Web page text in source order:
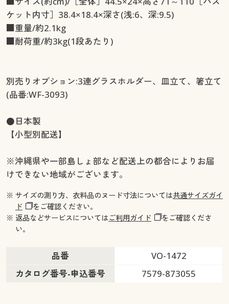
ケット内寸］38.4×18.4×深さ(浅:6、深:9.5)
■重量/約2.1kg
■耐荷重/約3kg(1段あたり)
別売りオプション:3連グラスホルダー、皿立て、箸立て
(品番:WF-3093)
●日本製
【小型別配送】
※沖縄県や一部島しょ部など配送上の都合によりお届
けできない地域がございます。
※ サイズの測り方、衣料品のヌード寸法については共通サイズガイ
ド
をご確認ください。
※ 返品などサービスについてはご利用ガイド
をご確認くださ
い。
品番
VO-1472
カタログ番号-申込番号
7579-873055